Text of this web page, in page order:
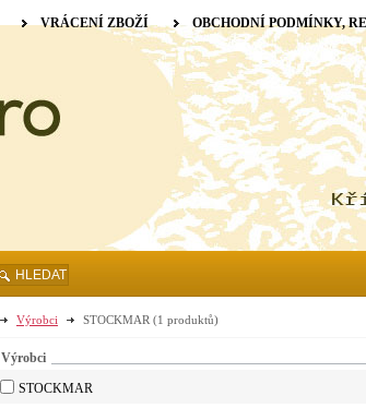
Výrobci STOCKMAR (1 produktů)
Výrobci
STOCKMAR
VRÁCENÍ ZBOŽÍ OBCHODNÍ PODMÍNKY,
HLEDAT